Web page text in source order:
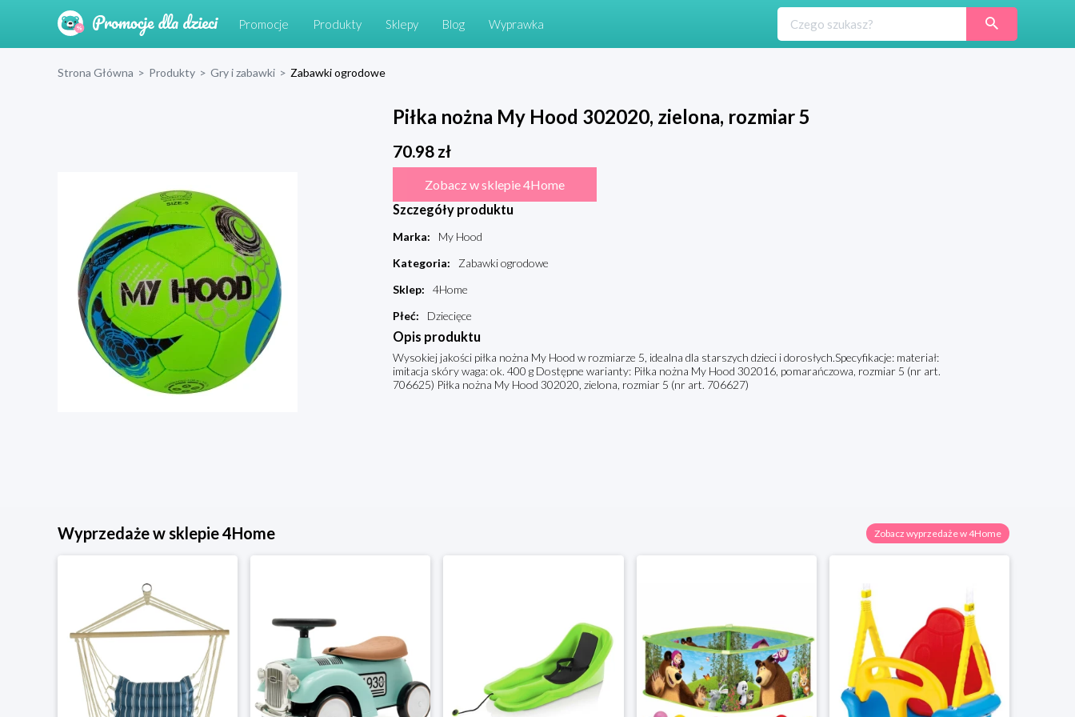
Promocje Produkty Sklepy Blog Wyprawka
Strona Główna > Produkty > Gry i zabawki > Zabawki ogrodowe
Piłka nożna My Hood 302020, zielona, rozmiar 5
70.98zł
Zobacz w sklepie 4Home
Szczegóły produktu
Marka:
My Hood
Kategoria:
Zabawki ogrodowe
Sklep:
4Home
Płeć: Dziecięce
Opis produktu
Wysokiej jakości piłka nożna My Hood w rozmiarze 5, idealna dla starszych dzieci i dorosłych.Specyfikacje: materiał:
imitacja skóry waga: ok. 400 g Dostępne warianty: Piłka nożna My Hood 302016, pomarańczowa, rozmiar 5 (nr art.
706625) Piłka nożna My Hood 302020, zielona, rozmiar 5 (nr art. 706627)
Wyprzedaże w sklepie 4Home Zobacz wyprzedaże w 4Home